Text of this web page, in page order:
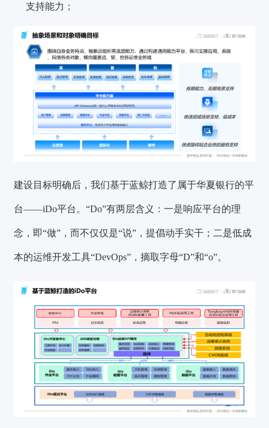
支持能力；
建设目标明确后，我们基于蓝鲸打造了属于华夏银行的平
台——iDo平台。“Do”有两层含义：一是响应平台的理
念，即“做”，而不仅仅是“说”，提倡动手实干；二是低成
本的运维开发工具“DevOps”，摘取字母“D”和“o”。